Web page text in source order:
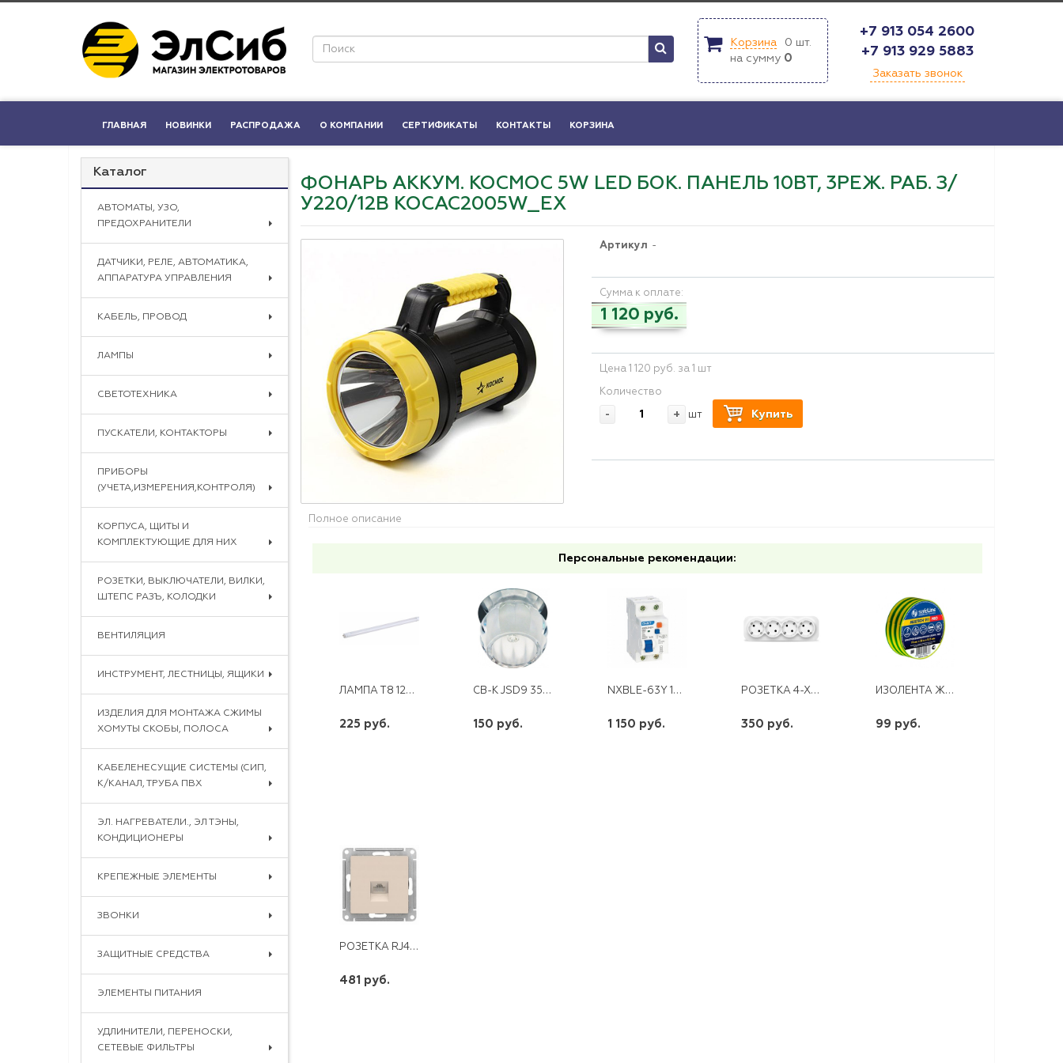
Корзина 0 шт.
на сумму 0
+7 913 054 2600
+7 913 929 5883
Заказать звонок
ГЛАВНАЯ НОВИНКИ РАСПРОДАЖА О КОМПАНИИ СЕРТИФИКАТЫ КОНТАКТЫ КОРЗИНА
Каталог
АВТОМАТЫ, УЗО,
ПРЕДОХРАНИТЕЛИ
ДАТЧИКИ, РЕЛЕ, АВТОМАТИКА,
АППАРАТУРА УПРАВЛЕНИЯ
КАБЕЛЬ, ПРОВОД
ЛАМПЫ
СВЕТОТЕХНИКА
ПУСКАТЕЛИ, КОНТАКТОРЫ
ПРИБОРЫ
(УЧЕТА,ИЗМЕРЕНИЯ,КОНТРОЛЯ)
КОРПУСА, ЩИТЫ И
КОМПЛЕКТУЮЩИЕ ДЛЯ НИХ
РОЗЕТКИ, ВЫКЛЮЧАТЕЛИ, ВИЛКИ,
ШТЕПС РАЗЪ, КОЛОДКИ
ВЕНТИЛЯЦИЯ
ИНСТРУМЕНТ, ЛЕСТНИЦЫ, ЯЩИКИ
ИЗДЕЛИЯ ДЛЯ МОНТАЖА СЖИМЫ
ХОМУТЫ СКОБЫ, ПОЛОСА
КАБЕЛЕНЕСУЩИЕ СИСТЕМЫ (СИП,
К/КАНАЛ, ТРУБА ПВХ
ЭЛ. НАГРЕВАТЕЛИ., ЭЛ ТЭНЫ,
КОНДИЦИОНЕРЫ
КРЕПЕЖНЫЕ ЭЛЕМЕНТЫ
ЗВОНКИ
ЗАЩИТНЫЕ СРЕДСТВА
ЭЛЕМЕНТЫ ПИТАНИЯ
УДЛИНИТЕЛИ, ПЕРЕНОСКИ,
СЕТЕВЫЕ ФИЛЬТРЫ
ФОНАРЬ АККУМ. КОСМОС 5W LED БОК. ПАНЕЛЬ 10ВТ, 3РЕЖ. РАБ. З/
У220/12В KOCAC2005W_EX
Артикул -
Сумма к оплате:
1 120 руб.
Цена 1 120 руб. за 1 шт
Количество
- + шт Купить
Полное описание
Персональные рекомендации:
ЛАМПА Т8 120СМ 6500К 18W G13 IONICH
225 руб.
CВ-К JSD9 35W G9 ПРОЗРАЧНО-МАТОВЫЙ ХРОМ JD92
150 руб.
NXBLE-63Y 1P+N 40A 30mA х-ка С 4,5кА CHINT
1 150 руб.
РОЗЕТКА 4-Х МЕСТНАЯ С/З О/У 16А 220В БЕЛАЯ (ЕВРОСЛОТ) IONICH
350 руб.
ИЗОЛЕНТА ЖЕЛТО-ЗЕЛЕНАЯ 19ММ* 20М ПВХ SAFELINE
99 руб.
РОЗЕТКА RJ45 SE СУ ATLAS DESIGN ОКОНЧЕННАЯ МЕХАНИЗМ БЕЖЕВЫЙ
481 руб.